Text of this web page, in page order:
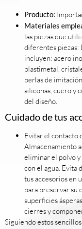
Producto:
Materiales
las piezas que
diferentes piezas:
incluyen: acero
plastimetal,
perlas de
siliconas, cuero y
del diseño.
Cuidado de tus
Evitar el contacto
Almacenamiento
eliminar el polvo
con el agua. Evita
tus accesorios en
para preservar su
superficies
cierres y
Siguiendo estos